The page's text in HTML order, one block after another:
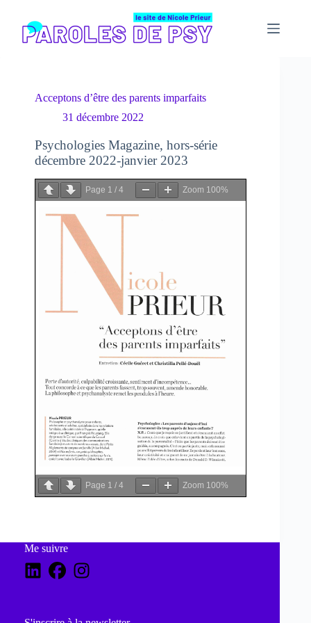
contenu
Acceptons d’être des parents imparfaits
31 décembre 2022
Psychologies Magazine, hors-série
décembre 2022-janvier 2023
Page 1 / 4 Zoom 100%
Page 1 / 4 Zoom 100%
Me suivre